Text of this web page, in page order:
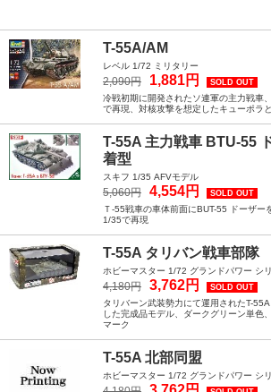
T-55A/AM
レベル 1/72 ミリタリー
2,090円 1,881円 SOLD OUT
冷戦初期に開発されたソ連軍の主力戦車
で再現、対核攻撃を想定したキューポラ
T-55A 主力戦車 BTU-55
着型
スキフ 1/35 AFVモデル
5,060円 4,554円 SOLD OUT
Ｔ-55戦車の車体前面にBUT-55 ドーザー
1/35で再現
T-55A タリバン戦車部隊
ホビーマスター 1/72 グランドパワー シ
4,180円 3,762円 SOLD OUT
タリバーン武装勢力にて運用されたT-
した完成品モデル、ダークグリーン単色
マーク
T-55A 北部同盟
ホビーマスター 1/72 グランドパワー シ